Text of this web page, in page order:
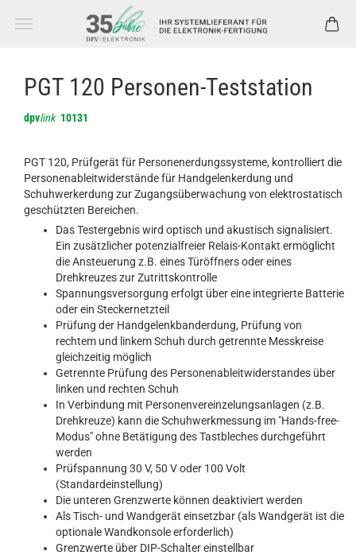
PGT 120 Personen-Teststation
dpvlink 10131
PGT 120, Prüfgerät für Personenerdungssysteme, kontrolliert die
Personenableitwiderstände für Handgelenkerdung und
Schuhwerkerdung zur Zugangsüberwachung von elektrostatisch
geschützten Bereichen.
Das Testergebnis wird optisch und akustisch signalisiert.
Ein zusätzlicher potenzialfreier Relais-Kontakt ermöglicht
die Ansteuerung z.B. eines Türöffners oder eines
Drehkreuzes zur Zutrittskontrolle
Spannungsversorgung erfolgt über eine integrierte Batterie
oder ein Steckernetzteil
Prüfung der Handgelenkbanderdung, Prüfung von
rechtem und linkem Schuh durch getrennte Messkreise
gleichzeitig möglich
Getrennte Prüfung des Personenableitwiderstandes über
linken und rechten Schuh
In Verbindung mit Personenvereinzelungsanlagen (z.B.
Drehkreuze) kann die Schuhwerkmessung im "Hands-free-
Modus" ohne Betätigung des Tastbleches durchgeführt
werden
Prüfspannung 30 V, 50 V oder 100 Volt
(Standardeinstellung)
Die unteren Grenzwerte können deaktiviert werden
Als Tisch- und Wandgerät einsetzbar (als Wandgerät ist die
optionale Wandkonsole erforderlich)
Grenzwerte über DIP-Schalter einstellbar